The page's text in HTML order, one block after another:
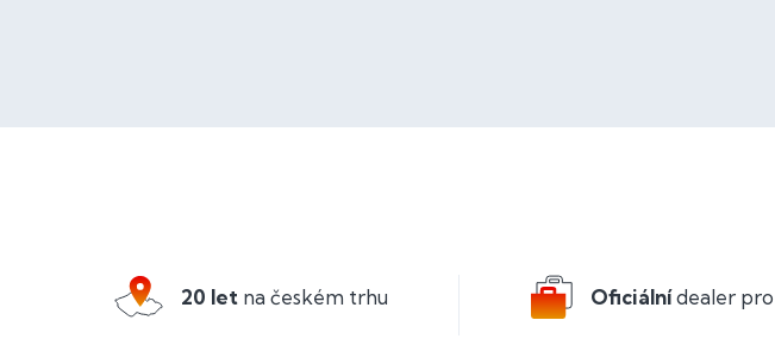
20 let na českém trhu Oficiálnídealer